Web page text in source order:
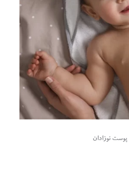
نوزادان